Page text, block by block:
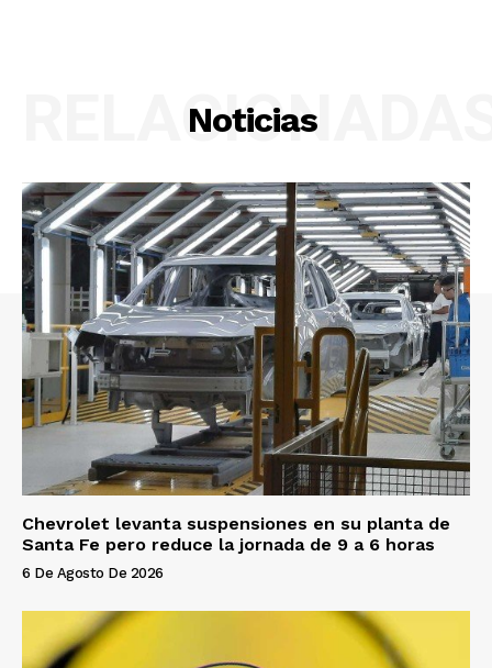
Noticias
Chevrolet levanta suspensiones en su planta de
Santa Fe pero reduce la jornada de 9 a 6 horas
6 De Agosto De 2026